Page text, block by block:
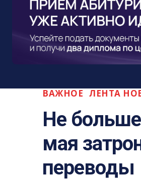
ВАЖНОЕ ЛЕНТА
Не
мая
переводы